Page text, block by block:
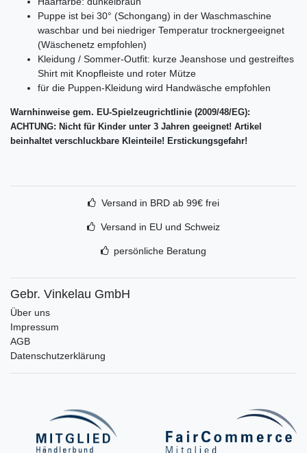
Puppe ist bei 30° (Schongang) in der Waschmaschine
waschbar und bei niedriger Temperatur trocknergeeignet
(Wäschenetz empfohlen)
Kleidung / Sommer-Outfit: kurze Jeanshose und gestreiftes
Shirt mit Knopfleiste und roter Mütze
für die Puppen-Kleidung wird Handwäsche empfohlen
Warnhinweise gem. EU-Spielzeugrichtlinie (2009/48/EG):
ACHTUNG: Nicht für Kinder unter 3 Jahren geeignet! Artikel
beinhaltet verschluckbare Kleinteile! Erstickungsgefahr!
Versand in BRD ab 99€ frei
Versand in EU und Schweiz
persönliche Beratung
Gebr. Vinkelau GmbH
Über uns
Impressum
AGB
Datenschutzerklärung